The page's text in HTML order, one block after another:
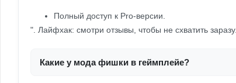
Полный доступ к Pro-версии.
". Лайфхак: смотри отзывы, чтобы не схватить заразу.
Какие у мода фишки в геймплейе?